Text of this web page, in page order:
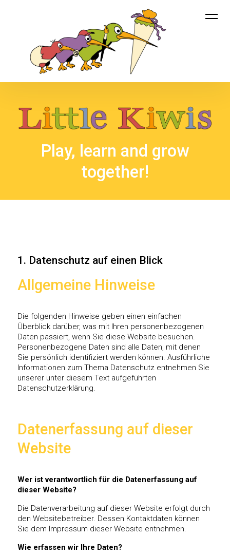
Play, learn and grow
together!
1. Datenschutz auf einen Blick
Allgemeine Hinweise
Die folgenden Hinweise geben einen einfachen
Überblick darüber, was mit Ihren personenbezogenen
Daten passiert, wenn Sie diese Website besuchen.
Personenbezogene Daten sind alle Daten, mit denen
Sie persönlich identifiziert werden können. Ausführliche
Informationen zum Thema Datenschutz entnehmen Sie
unserer unter diesem Text aufgeführten
Datenschutzerklärung.
Datenerfassung auf dieser
Website
Wer ist verantwortlich für die Datenerfassung auf
dieser Website?
Die Datenverarbeitung auf dieser Website erfolgt durch
den Websitebetreiber. Dessen Kontaktdaten können
Sie dem Impressum dieser Website entnehmen.
Wie erfassen wir Ihre Daten?